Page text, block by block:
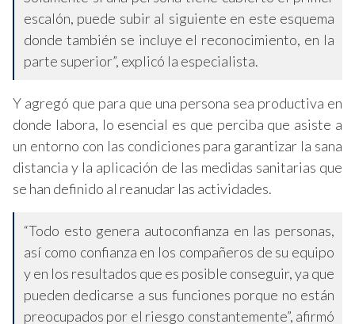
escalón, puede subir al siguiente en este esquema
donde también se incluye el reconocimiento, en la
parte superior”, explicó la especialista.
Y agregó que para que una persona sea productiva en
donde labora, lo esencial es que perciba que asiste a
un entorno con las condiciones para garantizar la sana
distancia y la aplicación de las medidas sanitarias que
se han definido al reanudar las actividades.
“Todo esto genera autoconfianza en las personas,
así como confianza en los compañeros de su equipo
y en los resultados que es posible conseguir, ya que
pueden dedicarse a sus funciones porque no están
preocupados por el riesgo constantemente”, afirmó